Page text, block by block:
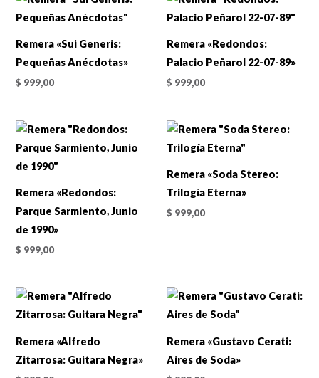
Remera «Sui Generis:
Pequeñas Anécdotas»
$ 999,00
Remera «Redondos:
Palacio Peñarol 22-07-89»
$ 999,00
Remera «Redondos:
Parque Sarmiento, Junio
de 1990»
$ 999,00
Remera «Soda Stereo:
Trilogía Eterna»
$ 999,00
Remera «Alfredo
Zitarrosa: Guitara Negra»
Remera «Gustavo Cerati:
Aires de Soda»